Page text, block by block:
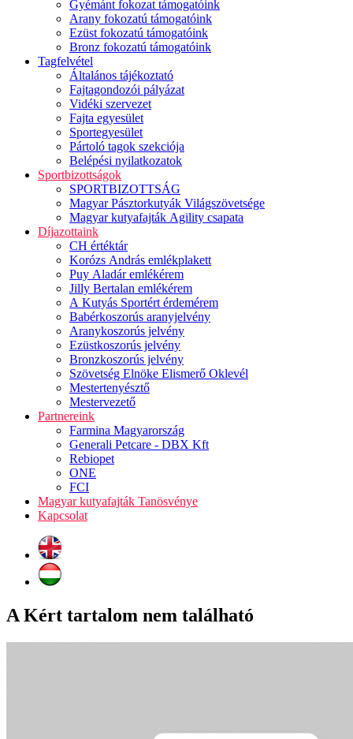
Gyémánt fokozat támogatóink
Arany fokozatú támogatóink
Ezüst fokozatú támogatóink
Bronz fokozatú támogatóink
Tagfelvétel
Általános tájékoztató
Fajtagondozói pályázat
Vidéki szervezet
Fajta egyesület
Sportegyesület
Pártoló tagok szekciója
Belépési nyilatkozatok
Sportbizottságok
SPORTBIZOTTSÁG
Magyar Pásztorkutyák Világszövetsége
Magyar kutyafajták Agility csapata
Díjazottaink
CH értéktár
Korózs András emlékplakett
Puy Aladár emlékérem
Jilly Bertalan emlékérem
A Kutyás Sportért érdemérem
Babérkoszorús aranyjelvény
Aranykoszorús jelvény
Ezüstkoszorús jelvény
Bronzkoszorús jelvény
Szövetség Elnöke Elismerő Oklevél
Mestertenyésztő
Mestervezető
Partnereink
Farmina Magyarország
Generali Petcare - DBX Kft
Rebiopet
ONE
FCI
Magyar kutyafajták Tanösvénye
Kapcsolat
A Kért tartalom nem található